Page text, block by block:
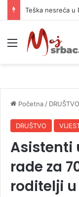
Teška nesreća u
Meni
Početna / DRUŠTVO
DRUŠTVO
Asistenti
rade za
roditelji